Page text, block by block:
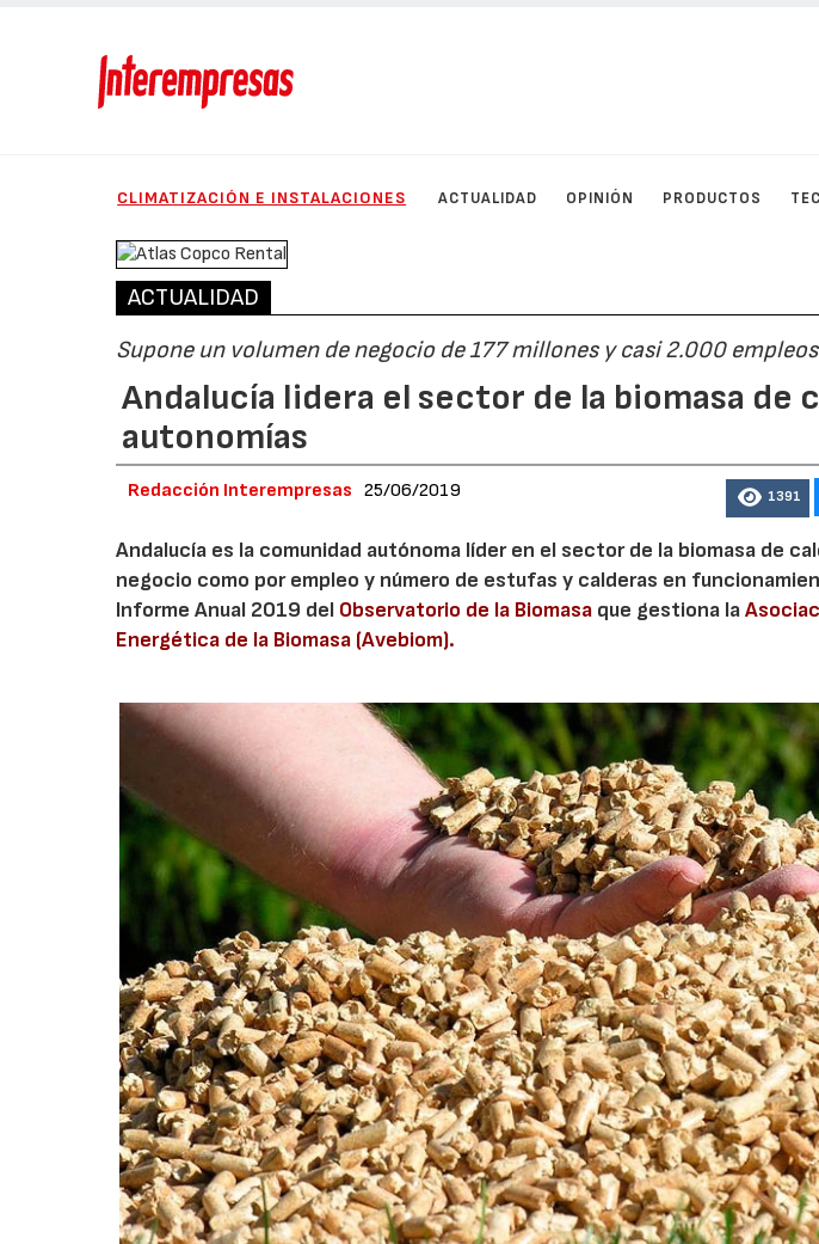
CLIMATIZACIÓN E INSTALACIONES ACTUALIDAD OPINIÓN PRODUCTOS
ACTUALIDAD
Supone un volumen de negocio de 177 millones y casi 2.000 empleos
Andalucía lidera el sector de la biomasa de
autonomías
Redacción Interempresas 25/06/2019 1391
Andalucía es la comunidad autónoma líder en el sector de la biomasa de
negocio como por empleo y número de estufas y calderas en
Informe Anual 2019 del Observatorio de la Biomasa que gestiona la
Energética de la Biomasa (Avebiom).